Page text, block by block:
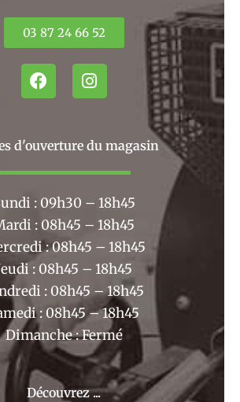
03 87 24 66 52
F
a
b
o
k
I
n
a
r
m
d'ouverture du magasin
: 09h30 – 18h45
: 08h45 – 18h45
: 08h45 – 18h45
: 08h45 – 18h45
: 08h45 – 18h45
: 08h45 – 18h45
Dimanche : Fermé
Découvrez ...